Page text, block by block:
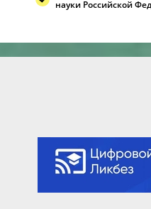
науки Российской